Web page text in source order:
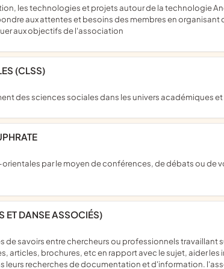
aux attentes et besoins des membres en
aux objectifs de l'association
(CLSS)
des sciences sociales dans les univers académiques
ET DANSE ASSOCIÉS)
articles, brochures, etc en rapport avec le sujet, aider
leurs recherches de documentation et d'information.